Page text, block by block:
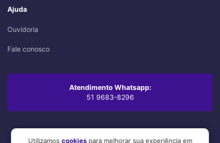
Ajuda
Ouvidoria
Fale conosco
Atendimento Whatsapp:
51 9683-8296
Utilizamos cookiespara melhorar sua experiência em